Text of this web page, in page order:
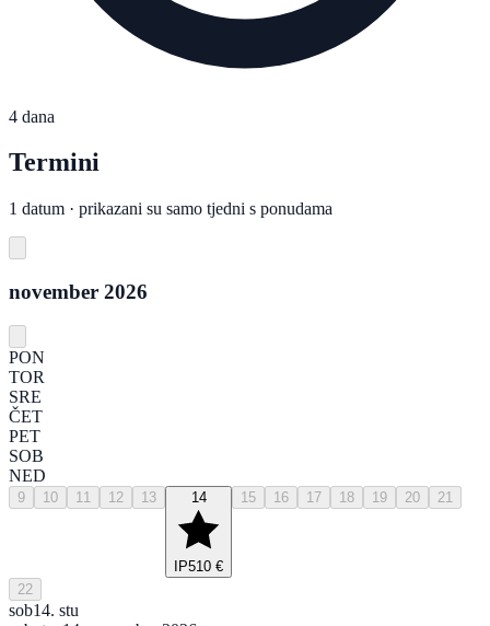
4 dana
Termini
1 datum · prikazani su samo tjedni s ponudama
november 2026
PON
TOR
SRE
ČET
PET
SOB
NED
9 10 11 12 13 14
IP510 €
15 16 17 18 19 20 21
22
sob14. stu